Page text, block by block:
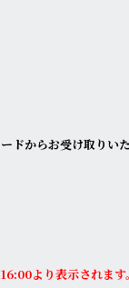
ドからお受け取りいた
より表示されます。